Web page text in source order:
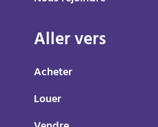
Aller vers
Acheter
Louer